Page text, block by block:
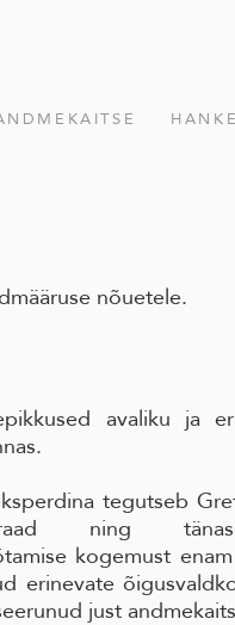
nõuetele.
avaliku ja
tegutseb
ning
kogemust
erinevate
just